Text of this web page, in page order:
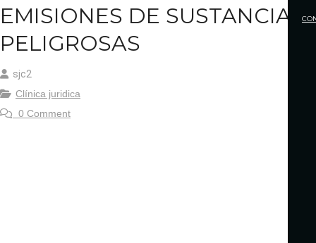
EMISIONES DE SUSTANCIAS
PELIGROSAS
sjc2
Clínica juridica
0 Comment